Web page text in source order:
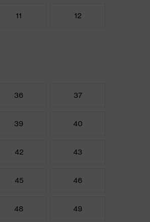
11 12
36 37
39 40
42 43
45 46
48 49